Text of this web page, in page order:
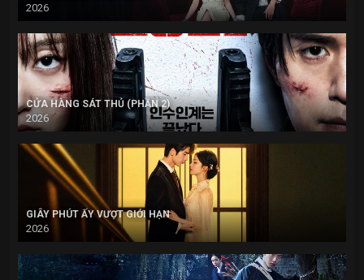
2026
CỬA HÀNG SÁT THỦ (PHẦN 2)
2026
GIÂY PHÚT ẤY VƯỢT GIỚI HẠN
2026